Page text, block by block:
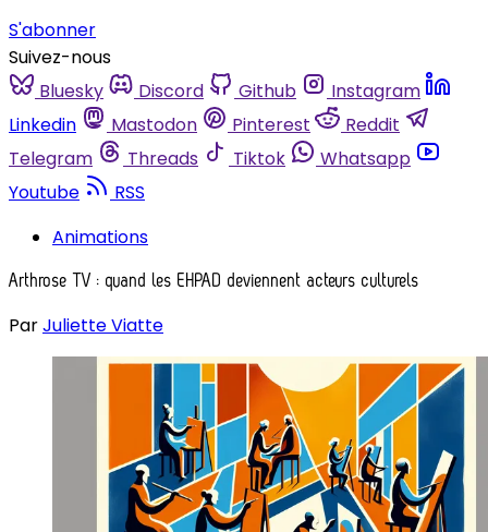
S'abonner
Suivez-nous
Bluesky
Discord Github
Instagram
Linkedin
Mastodon Pinterest
Reddit
Telegram
Threads Tiktok
Whatsapp
Youtube
RSS
Animations
Arthrose TV : quand les EHPAD deviennent acteurs culturels
ParJuliette Viatte